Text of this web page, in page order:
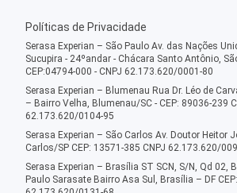
Políticas de Privacidade
Serasa Experian – São Paulo Av. das Nações
Sucupira - 24ºandar - Chácara Santo Antônio,
CEP:04794-000 - CNPJ 62.173.620/0001-80
Serasa Experian – Blumenau Rua Dr. Léo de
– Bairro Velha, Blumenau/SC - CEP: 89036-239
62.173.620/0104-95
Serasa Experian – São Carlos Av. Doutor Heitor
Carlos/SP CEP: 13571-385 CNPJ 62.173.620/
Serasa Experian – Brasília ST SCN, S/N, Qd 02,
Paulo Sarasate Bairro Asa Sul, Brasília – DF